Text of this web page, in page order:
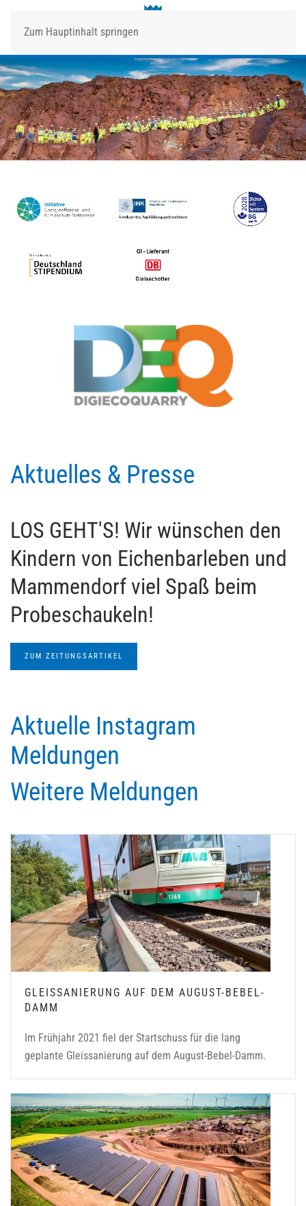
Zum Hauptinhalt springen
Aktuelles & Presse
LOS GEHT'S! Wir wünschen den
Kindern von Eichenbarleben und
Mammendorf viel Spaß beim
Probeschaukeln!
ZUM ZEITUNGSARTIKEL
Aktuelle Instagram
Meldungen
Weitere Meldungen
GLEISSANIERUNG AUF DEM AUGUST-BEBEL-
DAMM
Im Frühjahr 2021 fiel der Startschuss für die lang
geplante Gleissanierung auf dem August-Bebel-Damm.